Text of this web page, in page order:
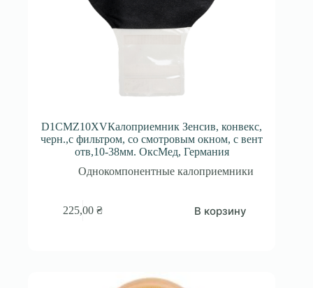
D1CMZ10XVКалоприемник Зенсив, конвекс,
черн.,с фильтром, со смотровым окном, с вент
отв,10-38мм. ОксМед, Германия
Однокомпонентные калоприемники
225,00₴ В корзину